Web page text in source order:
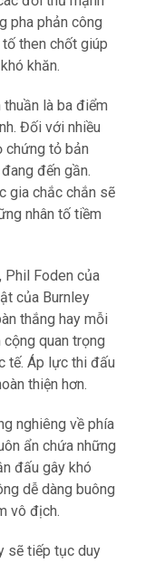
pha phản công
then chốt giúp
khăn.
là ba điểm
Đối với nhiều
chứng tỏ bản
đến gần.
gia chắc chắn sẽ
nhân tố tiềm
Phil Foden của
của Burnley
thắng hay mỗi
quan trọng
tế. Áp lực thi đấu
thiện hơn.
nghiêng về phía
ẩn chứa những
đấu gây khó
dễ dàng buông
vô địch.
sẽ tiếp tục duy